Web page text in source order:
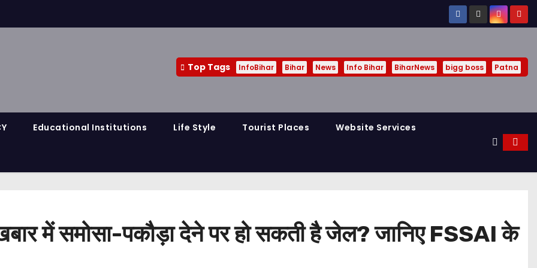
Top Tags InfoBihar Bihar News Info Bihar BiharNews bigg boss Patna
Educational Institutions Life Style Tourist Places Website Services
में समोसा-पकौड़ा देने पर हो सकती है जेल? जानिए FSSAI के